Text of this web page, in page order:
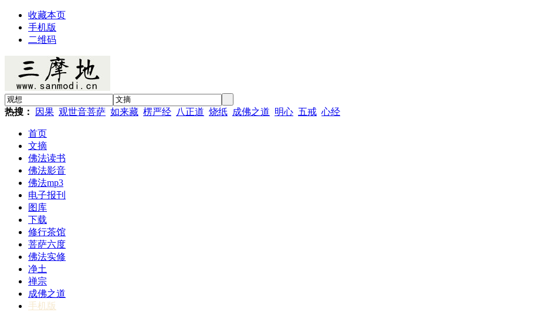
收藏本页
手机版
二维码
热搜： 因果 观世音菩萨 如来藏 楞严经 八正道 烧纸 成佛之道 明心 五戒 心经
首页
文摘
佛法读书
佛法影音
佛法mp3
电子报刊
图库
下载
修行茶馆
菩萨六度
佛法实修
净土
禅宗
成佛之道
手机版